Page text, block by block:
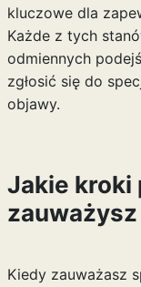
kluczowe dla
Każde z tych
odmiennych
zgłosić się do
objawy.
Jakie kroki
Kiedy zauważasz